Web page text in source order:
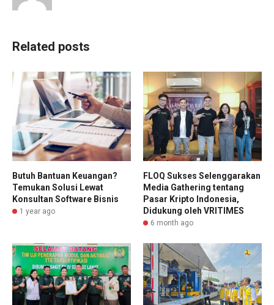
Related posts
Butuh Bantuan Keuangan?
Temukan Solusi Lewat
Konsultan Software Bisnis
1 year ago
FLOQ Sukses Selenggarakan
Media Gathering tentang
Pasar Kripto Indonesia,
Didukung oleh VRITIMES
6 month ago